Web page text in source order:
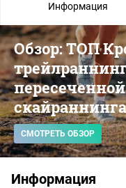
Обзор: ТОП
СМОТРЕТЬ ОБЗОР
Информация
Информация